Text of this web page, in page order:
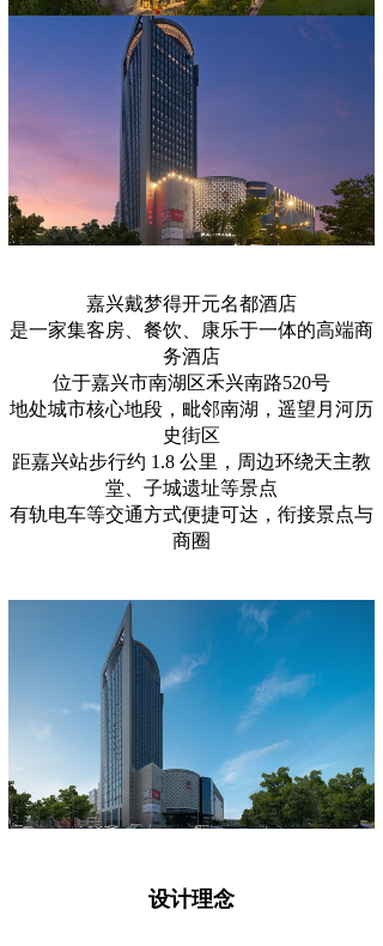
嘉兴戴梦得开元名都酒店
是一家集客房、餐饮、康乐于一体的高端商
务酒店
位于嘉兴市南湖区禾兴南路520号
地处城市核心地段，毗邻南湖，遥望月河历
史街区
距嘉兴站步行约 1.8 公里，周边环绕天主教
堂、子城遗址等景点
有轨电车等交通方式便捷可达，衔接景点与
商圈
设计理念